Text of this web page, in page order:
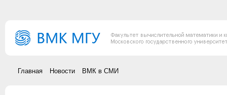
Главная Новости ВМК в СМИ